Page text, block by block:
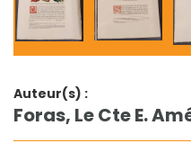
Auteur(s) :
Foras, Le Cte E.